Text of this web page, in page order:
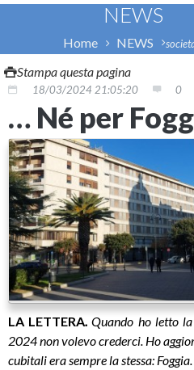
NEWS
Home NEWS
Stampa questa pagina
18/03/2024 21:05:20 0
… Né per
LA LETTERA. Quando ho letto
2024 non volevo crederci. Ho
cubitali era sempre la stessa: